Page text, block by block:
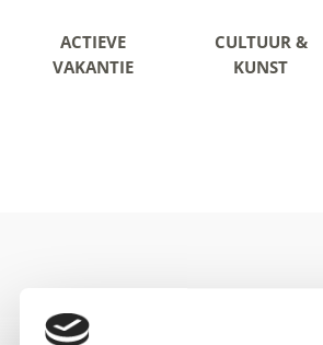
ACTIEVE
VAKANTIE
CULTUUR &
KUNST